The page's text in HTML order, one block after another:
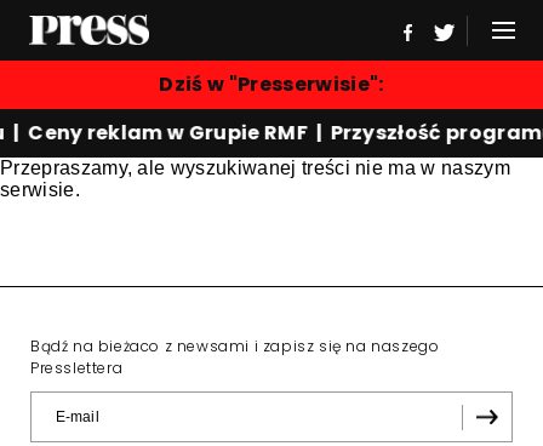
Dziś w "Presserwisie":
Ceny reklam w Grupie RMF | Przyszłość
Przepraszamy, ale wyszukiwanej treści nie ma w naszym
serwisie.
Bądź na bieżaco z newsami i zapisz się na naszego
Presslettera